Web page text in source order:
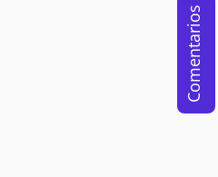
Comentarios